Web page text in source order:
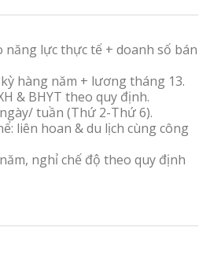
lực thực tế + doanh số bán
hàng năm + lương tháng 13.
& BHYT theo quy định.
tuần (Thứ 2-Thứ 6).
liên hoan & du lịch cùng công
nghỉ chế độ theo quy định